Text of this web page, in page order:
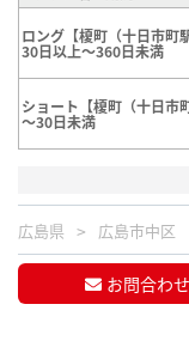
ロング【榎町（十日市町
30日以上～360日未満
ショート【榎町（十日市
～30日未満
広島県 広島市中区
お問合わせ